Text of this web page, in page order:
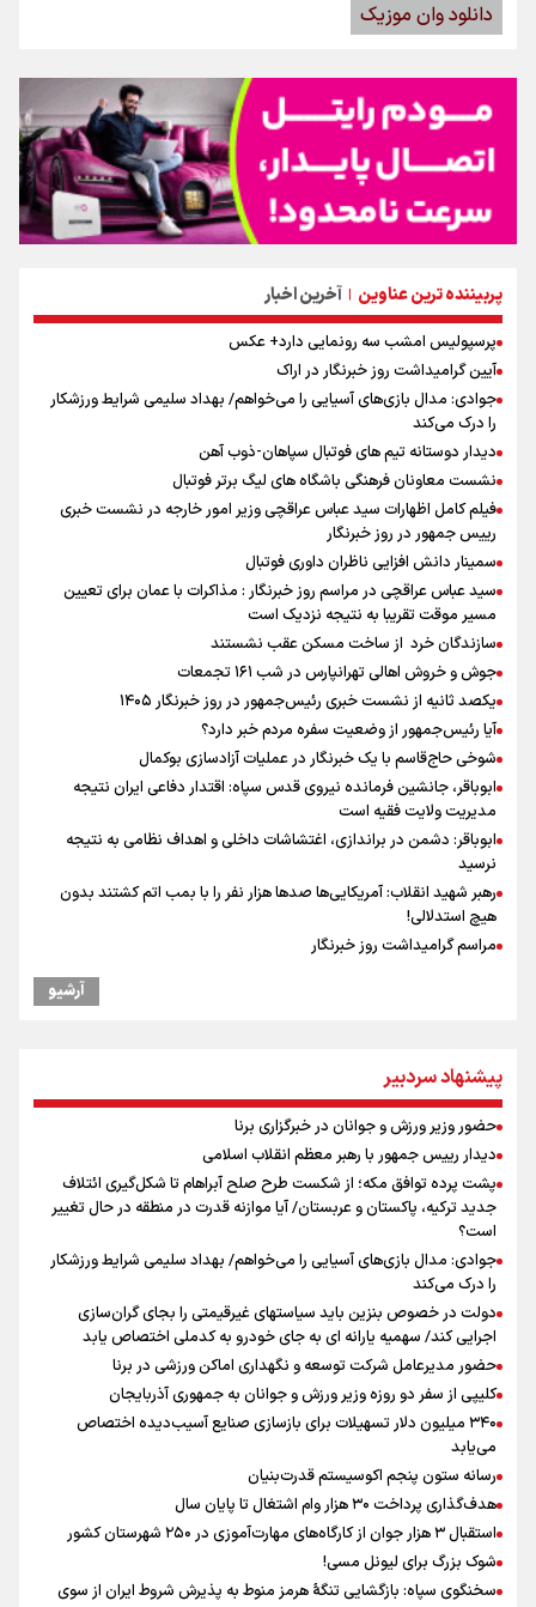
پربیننده ترین عناوین | آخرین اخبار
پرسپولیس امشب سه رونمایی دارد+ عکس
آیین گرامیداشت روز خبرنگار در اراک
جوادی: مدال بازی‌های آسیایی را می‌خواهم/ بهداد سلیمی شرایط ورزشکار
را درک می‌کند
دیدار دوستانه تیم های فوتبال سپاهان-ذوب آهن
نشست معاونان فرهنگی باشگاه های لیگ برتر فوتبال
فیلم کامل اظهارات سید عباس عراقچی وزیر امور خارجه در نشست خبری
رییس جمهور در روز خبرنگار
سمینار دانش افزایی ناظران داوری فوتبال
سید عباس عراقچی در مراسم روز خبرنگار : مذاکرات با عمان برای تعیین
مسیر موقت تقریبا به نتیجه نزدیک است
سازندگان خرد از ساخت مسکن عقب نشستند
جوش و خروش اهالی تهرانپارس در شب ۱۶۱ تجمعات
یکصد ثانیه از نشست خبری رئیس‌جمهور در روز خبرنگار ۱۴۰۵
آیا رئیس‌جمهور از وضعیت سفره مردم خبر دارد؟
شوخی حاج‌قاسم با یک خبرنگار در عملیات آزادسازی بوکمال
ابوباقر، جانشین فرمانده نیروی قدس سپاه: اقتدار دفاعی ایران نتیجه
مدیریت ولایت فقیه است
ابوباقر: دشمن در براندازی، اغتشاشات داخلی و اهداف نظامی به نتیجه
نرسید
رهبر شهید انقلاب: آمریکایی‌ها صدها هزار نفر را با بمب اتم کشتند بدون
هیچ استدلالی!
مراسم گرامیداشت روز خبرنگار
علی‌نژاد در مراسم انجمن ورزشی نویسان در روز خبرنگار : رسانه‌های خبری
در سال گذشته تا به امروز اتفاقات بزرگی را رقم زدند
نشست استاندار فارس با خبرنگاران
سیدمناف هاشمی در مراسم انجمن ورزشی نویسان : قدردان زحمات اهالی
رسانه به ویژه ورزشی نویسان هستیم
آیین بزرگداشت روز خبرنگار در صدا و سیمای مرکز فارس برگزار شد
آرشیو
پیشنهاد سردبیر
حضور وزیر ورزش و جوانان در خبرگزاری برنا
دیدار رییس جمهور با رهبر معظم انقلاب اسلامی
پشت پرده توافق مکه؛ از شکست طرح صلح آبراهام تا شکل‌گیری ائتلاف
جدید ترکیه، پاکستان و عربستان/ آیا موازنه قدرت در منطقه در حال تغییر
است؟
جوادی: مدال بازی‌های آسیایی را می‌خواهم/ بهداد سلیمی شرایط ورزشکار
را درک می‌کند
دولت در خصوص بنزین باید سیاستهای غیرقیمتی را بجای گران‌سازی
اجرایی کند/ سهمیه یارانه ای به جای خودرو به کدملی اختصاص یابد
حضور مدیرعامل شرکت توسعه و نگهداری اماکن ورزشی در برنا
کلیپی از سفر دو روزه وزیر ورزش و جوانان به جمهوری آذربایجان
۳۴۰ میلیون دلار تسهیلات برای بازسازی صنایع آسیب‌دیده اختصاص
می‌یابد
رسانه ستون پنجم اکوسیستم قدرت‌بنیان
هدف‌گذاری پرداخت ۳۰ هزار وام اشتغال تا پایان سال
استقبال ۳ هزار جوان از کارگاه‌های مهارت‌آموزی در ۲۵۰ شهرستان کشور
شوک بزرگ برای لیونل مسی!
سخنگوی سپاه: بازگشایی تنگۀ هرمز منوط به پذیرش شروط ایران از سوی
دانلود وان موزیک